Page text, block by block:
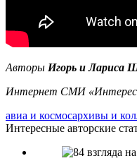
Авторы Игорь и Лариса
Интернет СМИ
авиа и космосархивы и
Интересные авторские